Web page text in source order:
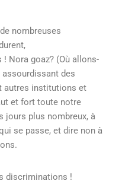
nombreuses
Nora goaz? (Où allons-
des
autres institutions et
et fort toute notre
jours plus nombreux, à
se passe, et dire non à
discriminations !